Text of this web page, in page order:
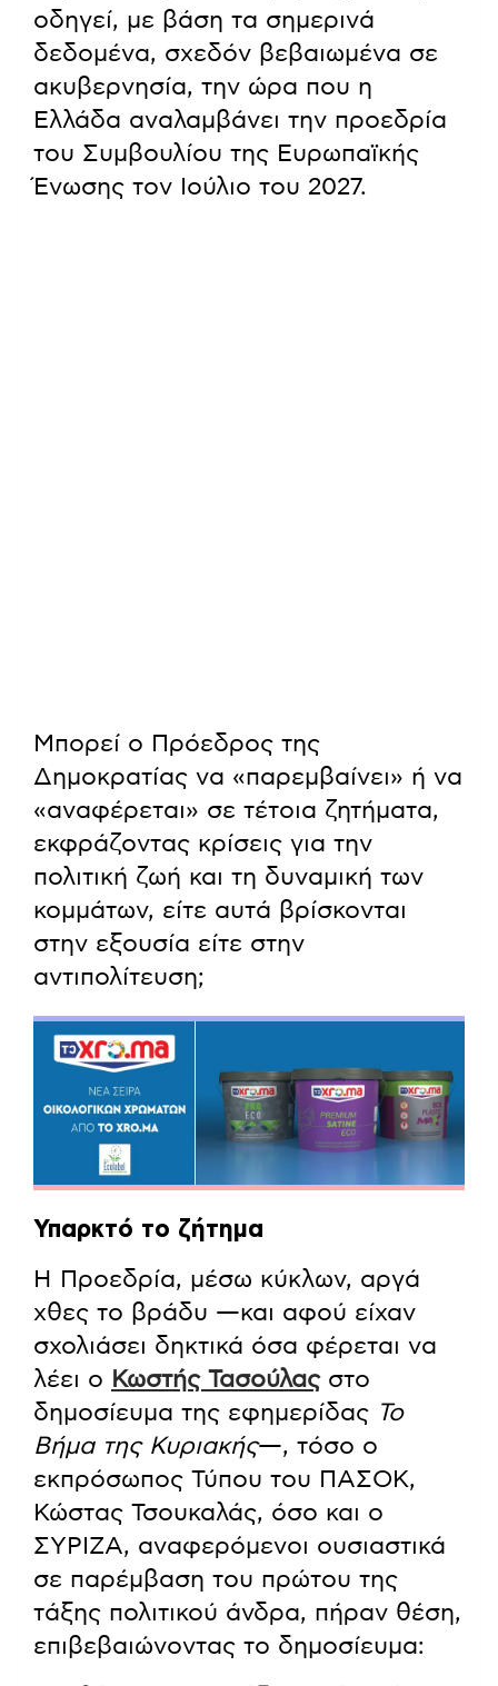
οδηγεί, με βάση τα σημερινά
δεδομένα, σχεδόν βεβαιωμένα σε
ακυβερνησία, την ώρα που η
Ελλάδα αναλαμβάνει την προεδρία
του Συμβουλίου της Ευρωπαϊκής
Ένωσης τον Ιούλιο του 2027.
Μπορεί ο Πρόεδρος της
Δημοκρατίας να «παρεμβαίνει» ή να
«αναφέρεται» σε τέτοια ζητήματα,
εκφράζοντας κρίσεις για την
πολιτική ζωή και τη δυναμική των
κομμάτων, είτε αυτά βρίσκονται
στην εξουσία είτε στην
αντιπολίτευση;
Υπαρκτό το ζήτημα
Η Προεδρία, μέσω κύκλων, αργά
χθες το βράδυ —και αφού είχαν
σχολιάσει δηκτικά όσα φέρεται να
λέει ο Κωστής Τασούλαςστο
δημοσίευμα της εφημερίδας Το
Βήμα της Κυριακής—, τόσο ο
εκπρόσωπος Τύπου του ΠΑΣΟΚ,
Κώστας Τσουκαλάς, όσο και ο
ΣΥΡΙΖΑ, αναφερόμενοι ουσιαστικά
σε παρέμβαση του πρώτου της
τάξης πολιτικού άνδρα, πήραν θέση,
επιβεβαιώνοντας το δημοσίευμα: